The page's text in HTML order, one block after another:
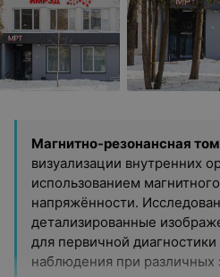
Магнитно-резонансная
визуализации внутренних
использованием
напряжённости.
детализированные
для первичной
наблюдения при различных